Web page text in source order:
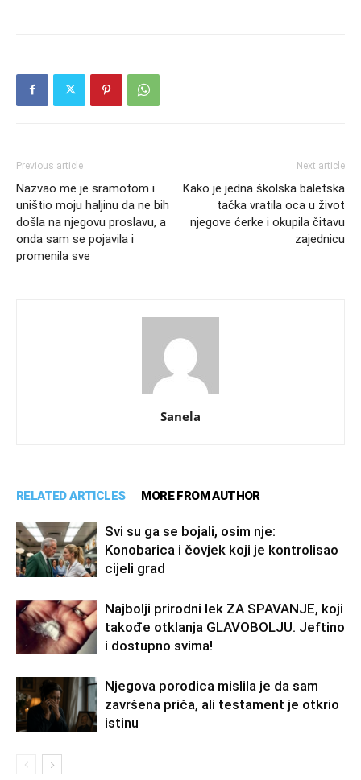
Previous article
Nazvao me je sramotom i
uništio moju haljinu da ne bih
došla na njegovu proslavu, a
onda sam se pojavila i
promenila sve
Next article
Kako je jedna školska baletska
tačka vratila oca u život
njegove ćerke i okupila čitavu
zajednicu
Sanela
RELATED ARTICLES MORE FROM AUTHOR
Svi su ga se bojali, osim nje:
Konobarica i čovjek koji je kontrolisao
cijeli grad
Najbolji prirodni lek ZA SPAVANJE, koji
takođe otklanja GLAVOBOLJU. Jeftino
i dostupno svima!
Njegova porodica mislila je da sam
završena priča, ali testament je otkrio
istinu